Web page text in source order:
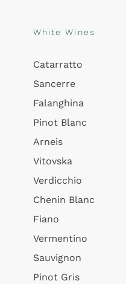
White Wines
Catarratto
Sancerre
Falanghina
Pinot Blanc
Arneis
Vitovska
Verdicchio
Chenin Blanc
Fiano
Vermentino
Sauvignon
Pinot Gris